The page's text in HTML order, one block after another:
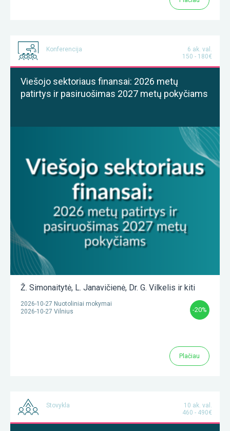
Konferencija
6 ak. val.
150 - 180€
Viešojo sektoriaus finansai: 2026 metų
patirtys ir pasiruošimas 2027 metų pokyčiams
Ž. Simonaitytė, L. Janavičienė, Dr. G. Vilkelis ir kiti
2026-10-27 Nuotoliniai mokymai
2026-10-27 Vilnius
-20%
Plačiau
Stovykla
10 ak. val.
460 - 490€